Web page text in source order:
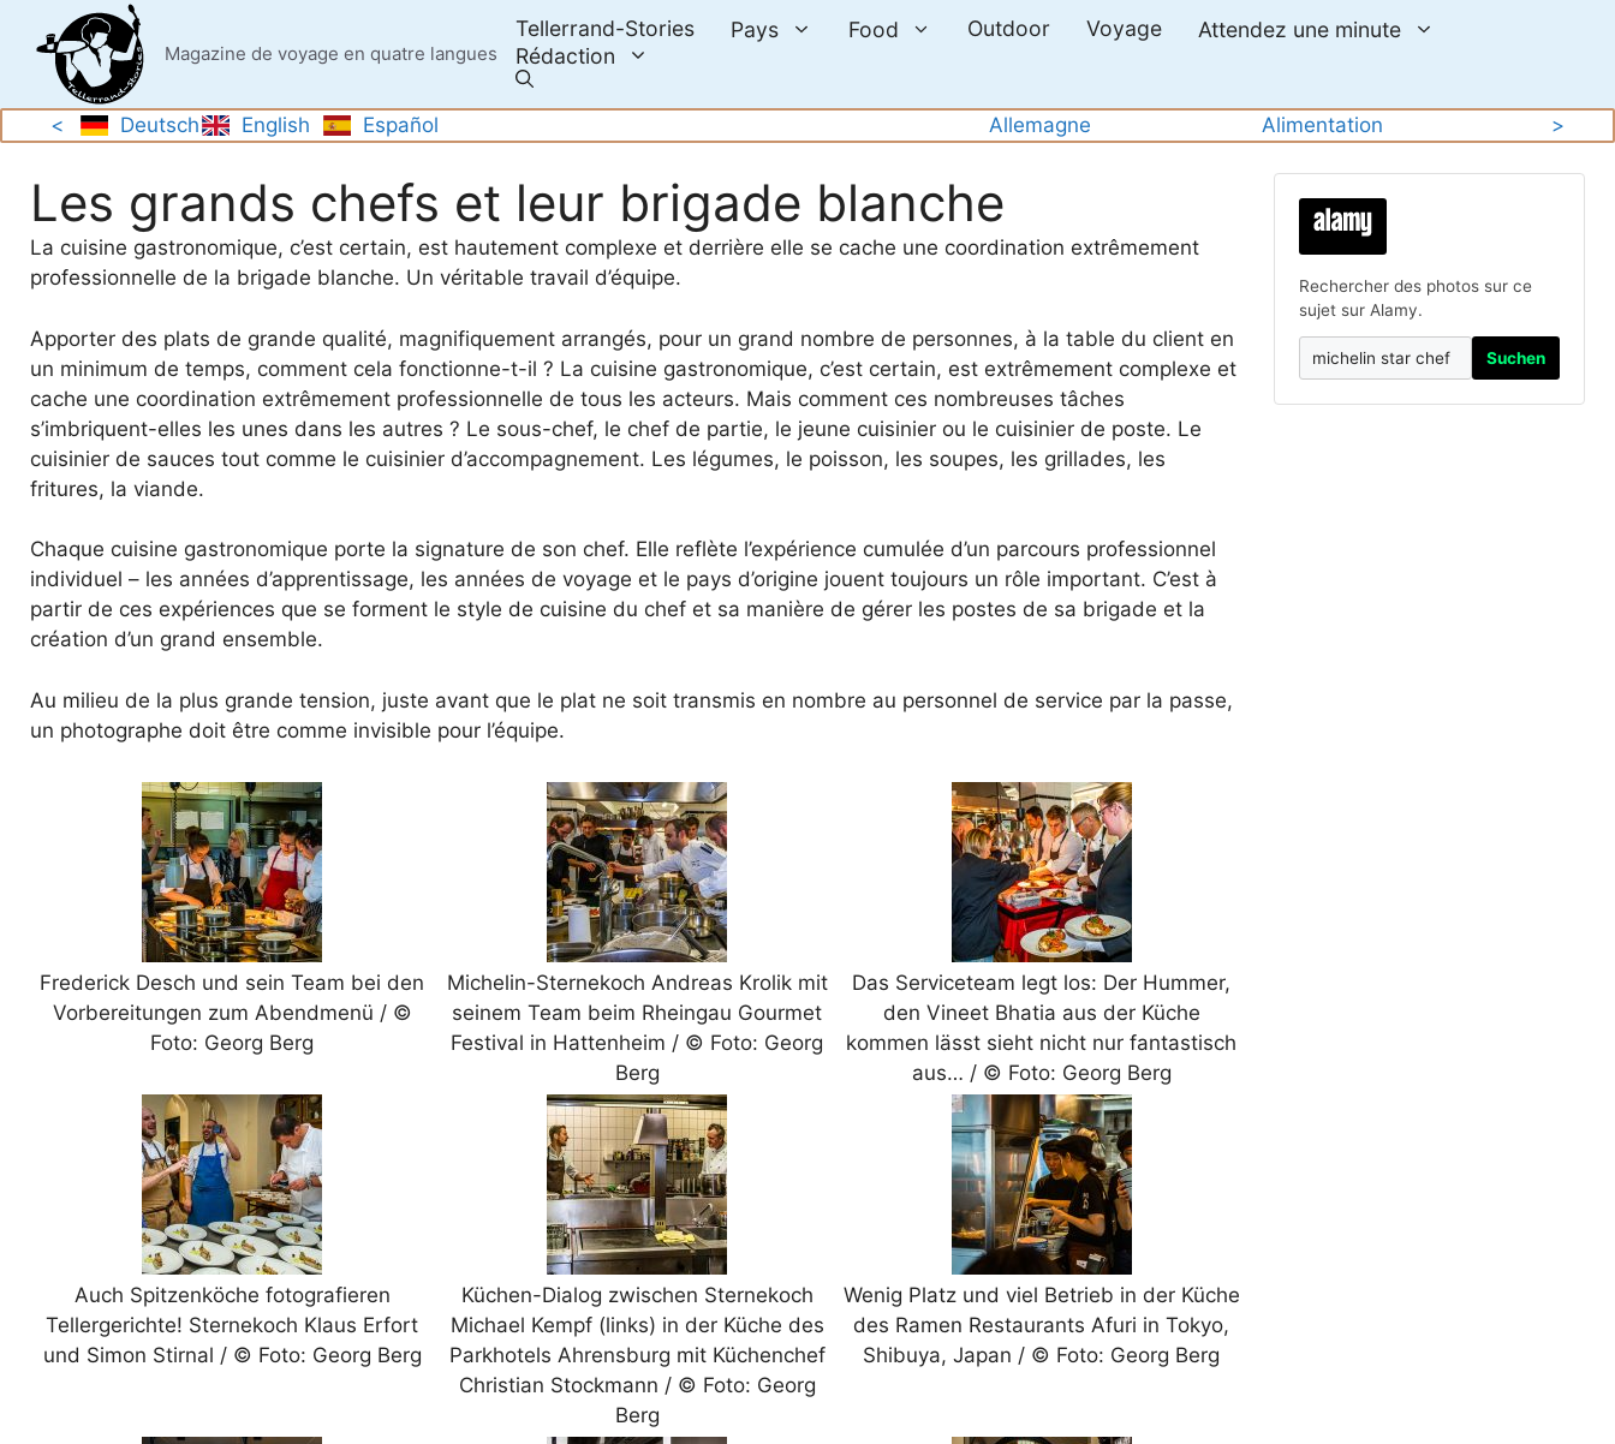
content
Magazine de voyage en quatre langues
Tellerrand-Stories Pays Food Outdoor Voyage
Attendez une minute
Rédaction
< Deutsch English Español Allemagne Alimentation >
Les grands chefs et leur brigade blanche
La cuisine gastronomique, c’est certain, est hautement complexe et derrière elle se cache une coordination extrêmement
professionnelle de la brigade blanche. Un véritable travail d’équipe.
Apporter des plats de grande qualité, magnifiquement arrangés, pour un grand nombre de personnes, à la table du client en
un minimum de temps, comment cela fonctionne-t-il ? La cuisine gastronomique, c’est certain, est extrêmement complexe et
cache une coordination extrêmement professionnelle de tous les acteurs. Mais comment ces nombreuses tâches
s’imbriquent-elles les unes dans les autres ? Le sous-chef, le chef de partie, le jeune cuisinier ou le cuisinier de poste. Le
cuisinier de sauces tout comme le cuisinier d’accompagnement. Les légumes, le poisson, les soupes, les grillades, les
fritures, la viande.
Chaque cuisine gastronomique porte la signature de son chef. Elle reflète l’expérience cumulée d’un parcours professionnel
individuel – les années d’apprentissage, les années de voyage et le pays d’origine jouent toujours un rôle important. C’est à
partir de ces expériences que se forment le style de cuisine du chef et sa manière de gérer les postes de sa brigade et la
création d’un grand ensemble.
Au milieu de la plus grande tension, juste avant que le plat ne soit transmis en nombre au personnel de service par la passe,
un photographe doit être comme invisible pour l’équipe.
Frederick Desch und sein Team bei den
Vorbereitungen zum Abendmenü / ©
Foto: Georg Berg
Michelin-Sternekoch Andreas Krolik mit
seinem Team beim Rheingau Gourmet
Festival in Hattenheim / © Foto: Georg
Berg
Das Serviceteam legt los: Der Hummer,
den Vineet Bhatia aus der Küche
kommen lässt sieht nicht nur fantastisch
aus… / © Foto: Georg Berg
Auch Spitzenköche fotografieren
Tellergerichte! Sternekoch Klaus Erfort
und Simon Stirnal / © Foto: Georg Berg
Küchen-Dialog zwischen Sternekoch
Michael Kempf (links) in der Küche des
Parkhotels Ahrensburg mit Küchenchef
Christian Stockmann / © Foto: Georg
Berg
Wenig Platz und viel Betrieb in der Küche
des Ramen Restaurants Afuri in Tokyo,
Shibuya, Japan / © Foto: Georg Berg
Rechercher des photos sur ce
sujet sur Alamy.
Suchen